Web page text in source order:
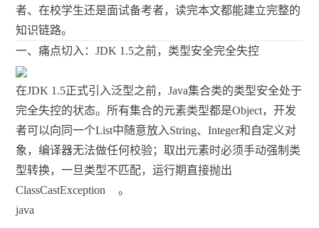
者、在校学生还是面试备考者，读完本文都能建立完整的
知识链路。
一、痛点切入：JDK 1.5之前，类型安全完全失控
在JDK 1.5正式引入泛型之前，Java集合类的类型安全处于
完全失控的状态。所有集合的元素类型都是Object，开发
者可以向同一个List中随意放入String、Integer和自定义对
象，编译器无法做任何校验；取出元素时必须手动强制类
型转换，一旦类型不匹配，运行期直接抛出
ClassCastException
。
java